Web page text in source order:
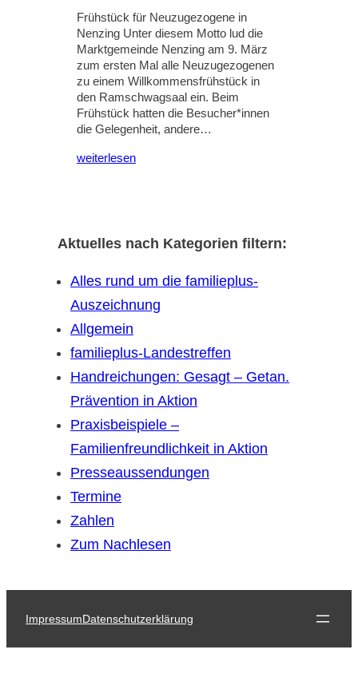
Frühstück für Neuzugezogene in
Nenzing Unter diesem Motto lud die
Marktgemeinde Nenzing am 9. März
zum ersten Mal alle Neuzugezogenen
zu einem Willkommensfrühstück in
den Ramschwagsaal ein. Beim
Frühstück hatten die Besucher*innen
die Gelegenheit, andere…
weiterlesen
Aktuelles nach Kategorien filtern:
Alles rund um die familieplus-
Auszeichnung
Allgemein
familieplus-Landestreffen
Handreichungen: Gesagt – Getan.
Prävention in Aktion
Praxisbeispiele –
Familienfreundlichkeit in Aktion
Presseaussendungen
Termine
Zahlen
Zum Nachlesen
ImpressumDatenschutzerklärung